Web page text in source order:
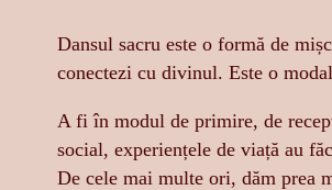
Dansul sacru este o formă de
conectezi cu divinul. Este o
A fi în modul de primire, de
social, experiențele de viață au
De cele mai multe ori, dăm prea